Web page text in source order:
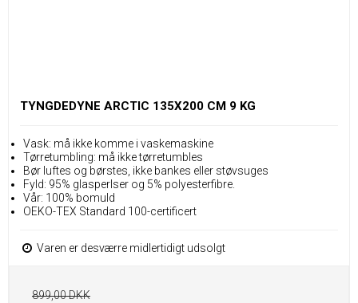
TYNGDEDYNE ARCTIC 135X200 CM 9 KG
Vask: må ikke komme i vaskemaskine
Tørretumbling: må ikke tørretumbles
Bør luftes og børstes, ikke bankes eller støvsuges
Fyld: 95% glasperlser og 5% polyesterfibre.
Vår: 100% bomuld
OEKO-TEX Standard 100-certificert
Varen er desværre midlertidigt udsolgt
899,00 DKK